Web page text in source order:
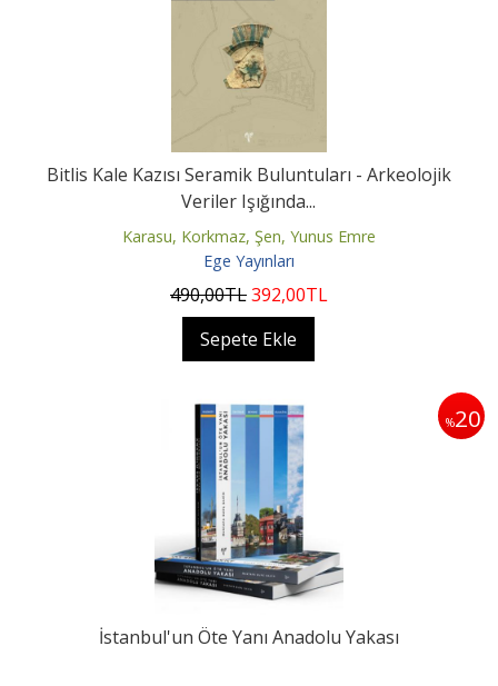
Bitlis Kale Kazısı Seramik Buluntuları - Arkeolojik
Veriler Işığında...
Karasu, Korkmaz, Şen, Yunus Emre
Ege Yayınları
490,00TL392,00TL
Sepete Ekle
%20
İstanbul'un Öte Yanı Anadolu Yakası